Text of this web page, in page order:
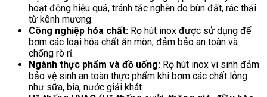
hoạt động hiệu quả, tránh tắc nghẽn do bùn đất, rác thải
từ kênh mương.
Công nghiệp hóa chất: Rọ hút inox được sử dụng để
bơm các loại hóa chất ăn mòn, đảm bảo an toàn và
chống rò rỉ.
Ngành thực phẩm và đồ uống: Rọ hút inox vi sinh đảm
bảo vệ sinh an toàn thực phẩm khi bơm các chất lỏng
như sữa, bia, nước giải khát.